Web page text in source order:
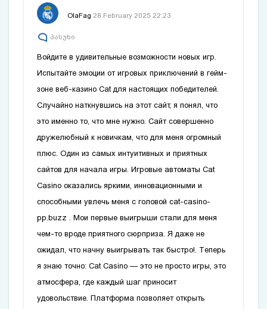
OlaFag 28 February 2025 22:23
პასუხი
Войдите в удивительные возможности новых игр.
Испытайте эмоции от игровых приключений в гейм-
зоне веб-казино Cat для настоящих победителей.
Случайно наткнувшись на этот сайт, я понял, что
это именно то, что мне нужно. Сайт совершенно
дружелюбный к новичкам, что для меня огромный
плюс. Один из самых интуитивных и приятных
сайтов для начала игры. Игровые автоматы Cat
Casino оказались яркими, инновационными и
способными увлечь меня с головойcat-casino-
pp.buzz . Мои первые выигрыши стали для меня
чем-то вроде приятного сюрприза. Я даже не
ожидал, что начну выигрывать так быстро!. Теперь
я знаю точно: Cat Casino — это не просто игры, это
атмосфера, где каждый шаг приносит
удовольствие. Платформа позволяет открыть